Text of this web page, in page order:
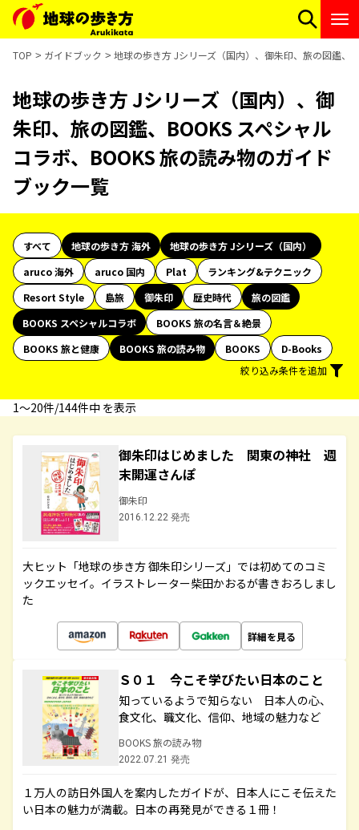
TOP ガイドブック 地球の歩き方 Jシリーズ（国内）、御朱印、旅の図鑑、
地球の歩き方 Jシリーズ（国内）、御
朱印、旅の図鑑、BOOKS スペシャル
コラボ、BOOKS 旅の読み物のガイド
ブック一覧
すべて 地球の歩き方 海外
地球の歩き方 Jシリーズ（国内）
aruco 海外
aruco 国内 Plat
ランキング&テクニック
Resort Style
島旅 御朱印 歴史時代
旅の図鑑
BOOKS スペシャルコラボ
BOOKS 旅の名言＆絶景
BOOKS 旅と健康
BOOKS 旅の読み物 BOOKS
D-Books
絞り込み条件を追加
1〜20件/144件中 を表示
御朱印はじめました 関東の神社 週
末開運さんぽ
御朱印
2016.12.22 発売
大ヒット「地球の歩き方 御朱印シリーズ」では初めてのコミ
ックエッセイ。イラストレーター柴田かおるが書きおろしまし
た
詳細を見る
Ｓ０１ 今こそ学びたい日本のこと
知っているようで知らない 日本人の心、
食文化、職文化、信仰、地域の魅力など
BOOKS 旅の読み物
2022.07.21 発売
１万人の訪日外国人を案内したガイドが、日本人にこそ伝えた
い日本の魅力が満載。日本の再発見ができる１冊！